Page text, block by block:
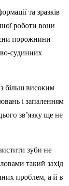
та зразків
роботи вони
порожнини
судинних
більш високим
і запаленням
зв’язку ще не
зуби не
такий захід
проблем, а й в